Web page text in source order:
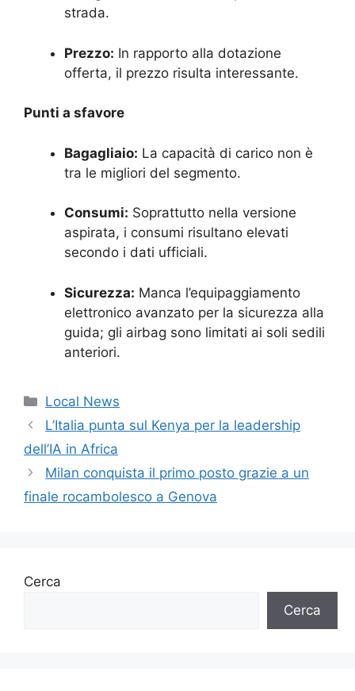
strada.
Prezzo: In rapporto alla dotazione
offerta, il prezzo risulta interessante.
Punti a sfavore
Bagagliaio: La capacità di carico non è
tra le migliori del segmento.
Consumi: Soprattutto nella versione
aspirata, i consumi risultano elevati
secondo i dati ufficiali.
Sicurezza: Manca l’equipaggiamento
elettronico avanzato per la sicurezza alla
guida; gli airbag sono limitati ai soli sedili
anteriori.
Categorie
Local News
L’Italia punta sul Kenya per la leadership
dell’IA in Africa
Milan conquista il primo posto grazie a un
finale rocambolesco a Genova
Cerca
Cerca